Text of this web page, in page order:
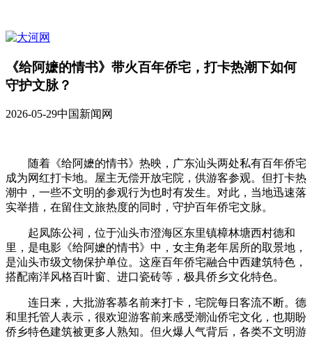
《给阿嬷的情书》带火百年侨宅，打卡热潮下如何
守护文脉？
2026-05-29中国新闻网
随着《给阿嬷的情书》热映，广东汕头两处私有百年侨宅
成为网红打卡地。屋主无偿开放宅院，供游客参观。但打卡热
潮中，一些不文明的参观行为也时有发生。对此，当地迅速落
实举措，在留住文旅热度的同时，守护百年侨宅文脉。
起凤陈公祠，位于汕头市澄海区东里镇樟林塘西村德和
里，是电影《给阿嬷的情书》中，女主角老年居所的取景地，
是汕头市级文物保护单位。这座百年侨宅融合中西建筑特色，
搭配南洋风格百叶窗、进口瓷砖等，极具侨乡文化特色。
连日来，大批游客慕名前来打卡，宅院每日客流不断。德
和里托管人表示，很欢迎游客前来感受潮汕侨宅文化，也期盼
侨乡特色建筑被更多人熟知。但火爆人气背后，各类不文明游